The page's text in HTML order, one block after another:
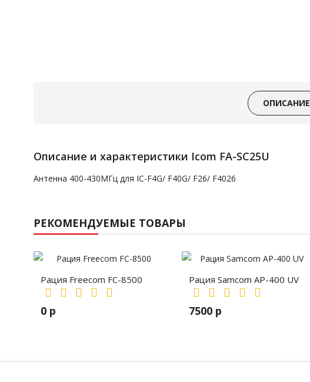
ОПИСАНИЕ
Описание и характеристики Icom FA-SC25U
Антенна 400-430MГц для IC-F4G/ F40G/ F26/ F4026
РЕКОМЕНДУЕМЫЕ ТОВАРЫ
Рация Freecom FC-8500
0 р
Рация Samcom AP-400 UV
7500 р